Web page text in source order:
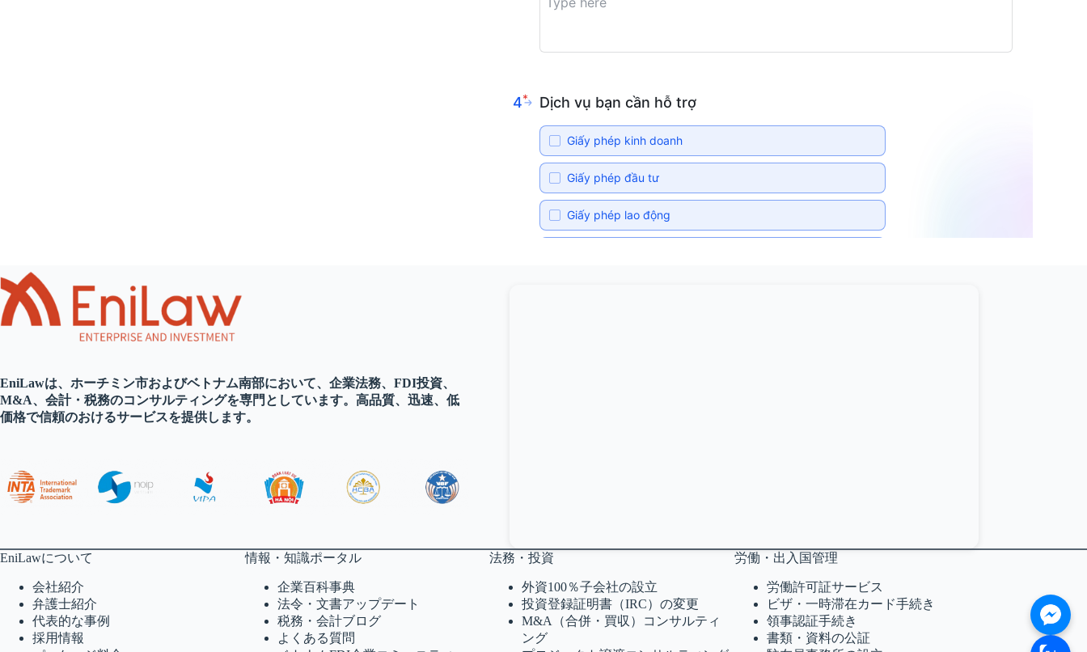
EniLawは、ホーチミン市およびベトナム南部において、企業法務、FDI投資、
M&A、会計・税務のコンサルティングを専門としています。高品質、迅速、低
価格で信頼のおけるサービスを提供します。
EniLawについて
会社紹介
弁護士紹介
代表的な事例
採用情報
情報・知識ポータル
企業百科事典
法令・文書アップデート
税務・会計ブログ
よくある質問
法務・投資
外資100％子会社の設立
投資登録証明書（IRC）の変更
M&A（合併・買収）コンサルティ
ング
労働・出入国管理
労働許可証サービス
ビザ・一時滞在カード手続き
領事認証手続き
書類・資料の公証